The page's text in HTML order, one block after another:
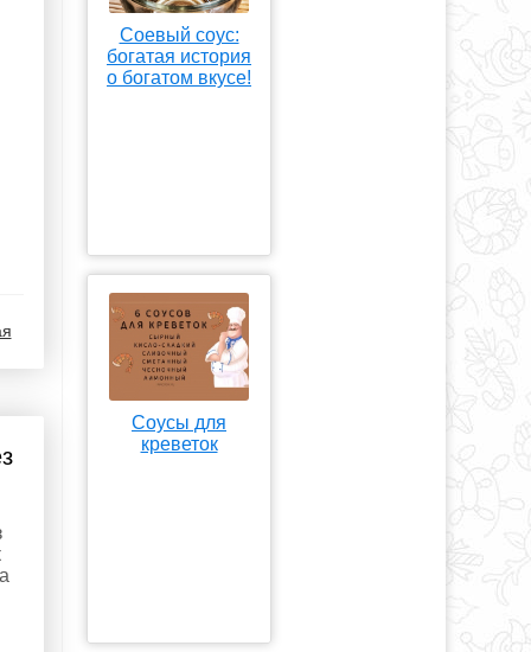
Соевый соус:
богатая история
о богатом вкусе!
Соусы для
креветок